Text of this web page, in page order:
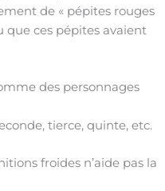
de « pépites rouges
que ces pépites avaient
des personnages
tierce, quinte, etc.
froides n’aide pas la